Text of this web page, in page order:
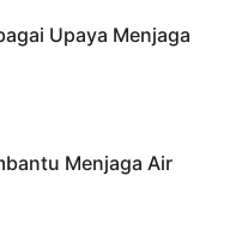
Upaya Menjaga
Menjaga Air